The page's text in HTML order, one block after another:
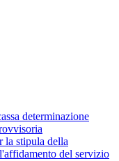
determinazione
la stipula della
del servizio